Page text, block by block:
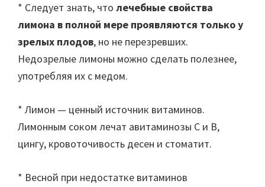
* Следует знать, что лечебные свойства
лимона в полной мере проявляются только у
зрелых плодов, но не перезревших.
Недозрелые лимоны можно сделать полезнее,
употребляя их с медом.
* Лимон — ценный источник витаминов.
Лимонным соком лечат авитаминозы С и В,
цингу, кровоточивость десен и стоматит.
* Весной при недостатке витаминов